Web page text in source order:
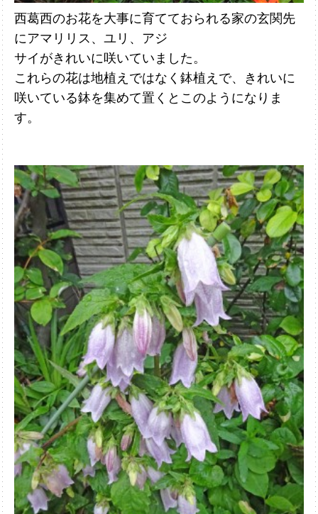
西葛西のお花を大事に育てておられる家の玄関先
にアマリリス、ユリ、アジ
サイがきれいに咲いていました。
これらの花は地植えではなく鉢植えで、
きれいに
咲いている鉢を集めて置くとこのようになりま
す。